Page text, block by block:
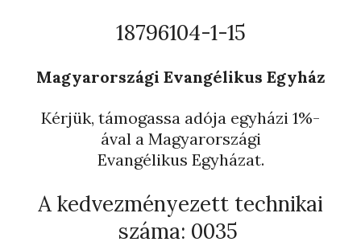
18796104-1-15
Magyarországi Evangélikus Egyház
Kérjük, támogassa adója egyházi 1%-
ával a Magyarországi
Evangélikus Egyházat.
A kedvezményezett technikai
száma: 0035